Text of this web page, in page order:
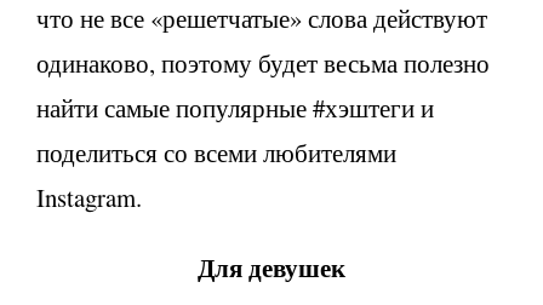
что не все «решетчатые» слова действуют
одинаково, поэтому будет весьма полезно
найти самые популярные #хэштеги и
поделиться со всеми любителями
Instagram.
Для девушек